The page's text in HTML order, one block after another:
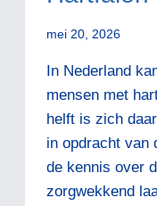
mei 20, 2026
In Nederland
mensen met
helft is zich
in opdracht van
de kennis over
zorgwekkend